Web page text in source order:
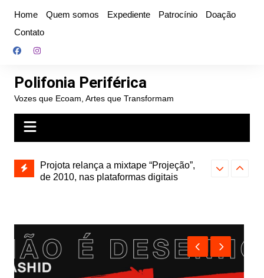
conteúdo
Home Quem somos Expediente Patrocínio
Doação
Contato
Polifonia Periférica
Vozes que Ecoam, Artes que Transformam
e abre
autoral,
Projota relança a mixtape “Projeção”,
de 2010, nas plataformas digitais
Farofa